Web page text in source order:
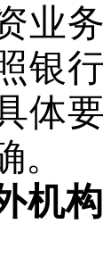
业
银
体
。
机